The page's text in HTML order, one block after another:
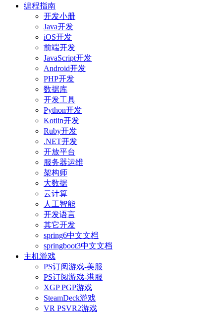
编程指南
开发小册
Java开发
iOS开发
前端开发
JavaScript开发
Android开发
PHP开发
数据库
开发工具
Python开发
Kotlin开发
Ruby开发
.NET开发
开放平台
服务器运维
架构师
大数据
云计算
人工智能
开发语言
其它开发
spring6中文文档
springboot3中文文档
主机游戏
PS订阅游戏-美服
PS订阅游戏-港服
XGP PGP游戏
SteamDeck游戏
VR PSVR2游戏